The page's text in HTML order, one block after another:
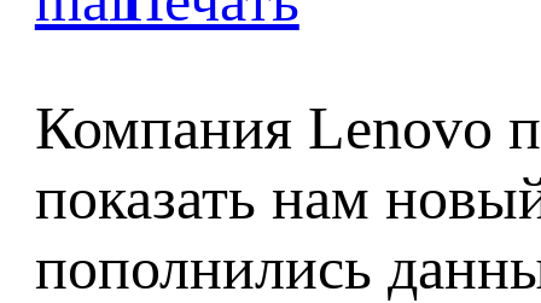
Компания Lenovo
показать нам
пополнились